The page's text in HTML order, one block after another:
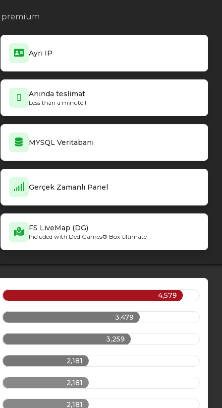
premium
Ayrı IP
Anında teslimat
Less than a minute !
MYSQL Veritabanı
Gerçek Zamanlı Panel
FS LiveMap (DG)
Included with DediGames® Box Ultimate
4,579
3,479
3,259
2,181
2,181
2,181